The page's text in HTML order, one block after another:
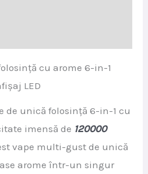
cu arome 6-in-1
LED
de unică folosință 6-in-1 cu
imensă de 120000
vape multi-gust de unică
arome într-un singur